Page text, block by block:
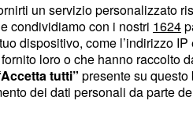
un servizio personalizzato
condividiamo con i nostri 1624
dispositivo, come l’indirizzo
loro o che hanno raccolto
tutti” presente su
dei dati personali da parte